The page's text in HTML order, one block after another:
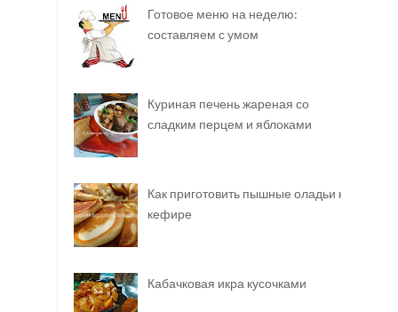
Готовое меню на неделю:
составляем с умом
Куриная печень жареная со
сладким перцем и яблоками
Как приготовить пышные оладьи на
кефире
Кабачковая икра кусочками